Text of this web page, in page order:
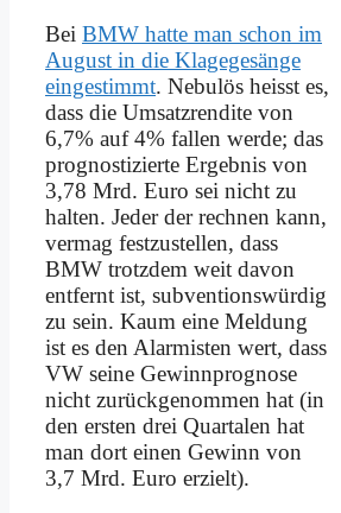
Bei BMW hat­te man schon im
Au­gust in die Kla­ge­ge­sän­ge
ein­ge­stimmt. Ne­bu­lös heisst es,
dass die Um­satz­ren­di­te von
6,7% auf 4% fal­len wer­de; das
pro­gno­sti­zier­te Er­geb­nis von
3,78 Mrd. Eu­ro sei nicht zu
hal­ten. Je­der der rech­nen kann,
ver­mag fest­zu­stel­len, dass
BMW trotz­dem weit da­von
ent­fernt ist, sub­ven­ti­ons­wür­dig
zu sein. Kaum ei­ne Mel­dung
ist es den Alar­mi­sten wert, dass
VW sei­ne Ge­winn­pro­gno­se
nicht zu­rück­ge­nom­men hat (in
den er­sten drei Quar­ta­len hat
man dort ei­nen Ge­winn von
3,7 Mrd. Eu­ro er­zielt).